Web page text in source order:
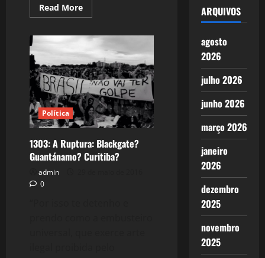
Read MoreRead
more
A
Escatologia
da
Democracia.
Política
1303: A Ruptura: Blackgate?
Guantánamo? Curitiba?
admin
0
ARQUIVOS
agosto
2026
julho 2026
junho 2026
março 2026
janeiro
2026
dezembro
2025
novembro
2025